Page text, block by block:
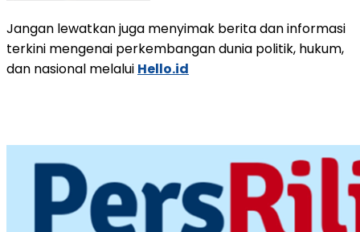
Jangan lewatkan juga menyimak berita dan informasi
terkini mengenai perkembangan dunia politik, hukum,
dan nasional melalui Hello.id